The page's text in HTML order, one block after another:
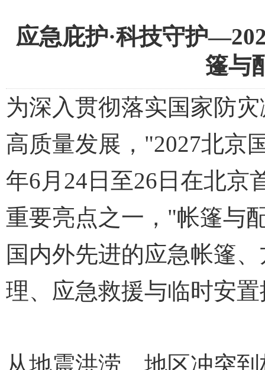
应急庇护·科技守护
篷与
为深入贯彻落实国家防
高质量发展，"2027北京
年6月24日至26日在北京
重要亮点之一，"帐篷与
国内外先进的应急帐篷
理、应急救援与临时安
从地震洪涝、地区冲突